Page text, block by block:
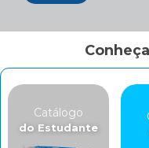
Catálogo
do Estudante